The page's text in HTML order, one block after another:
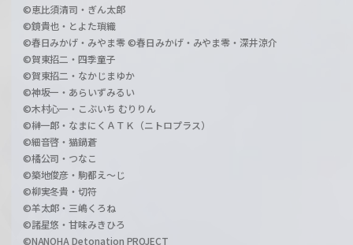
©恵比須清司・ぎん太郎
©鏡貴也・とよた瑣織
©春日みかげ・みやま零 ©春日みかげ・みやま零・深井涼介
©賀東招二・四季童子
©賀東招二・なかじまゆか
©神坂一・あらいずみるい
©木村心一・こぶいち むりりん
©榊一郎・なまにくＡＴＫ（ニトロプラス）
©細音啓・猫鍋蒼
©橘公司・つなこ
©築地俊彦・駒都え～じ
©柳実冬貴・切符
©羊太郎・三嶋くろね
©諸星悠・甘味みきひろ
©NANOHA Detonation PROJECT